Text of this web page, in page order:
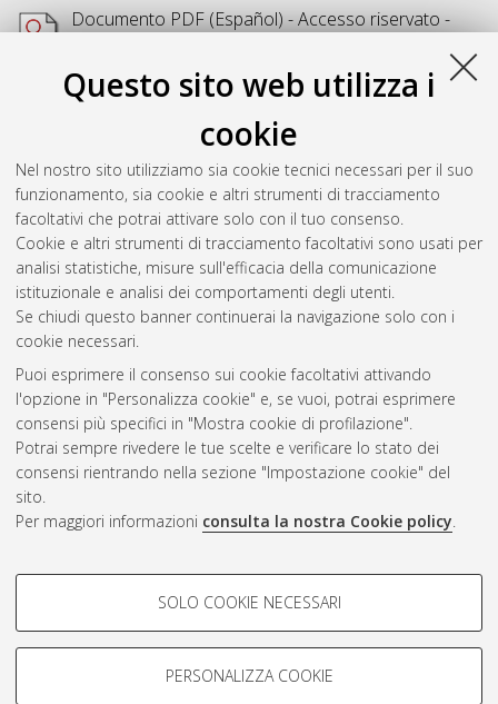
Questo sito web utilizza i
cookie
Nel nostro sito utilizziamo sia cookie tecnici necessari per il suo
funzionamento, sia cookie e altri strumenti di tracciamento
facoltativi che potrai attivare solo con il tuo consenso.
Cookie e altri strumenti di tracciamento facoltativi sono usati per
analisi statistiche, misure sull'efficacia della comunicazione
istituzionale e analisi dei comportamenti degli utenti.
Se chiudi questo banner continuerai la navigazione solo con i
cookie necessari.
Puoi esprimere il consenso sui cookie facoltativi attivando
l'opzione in "Personalizza cookie" e, se vuoi, potrai esprimere
consensi più specifici in "Mostra cookie di profilazione".
Potrai sempre rivedere le tue scelte e verificare lo stato dei
consensi rientrando nella sezione "Impostazione cookie" del
sito.
Per maggiori informazioni consulta la nostra Cookie policy.
COOKIE DI PROFILAZIONE -
Si tratta di cookie utilizzati per analizzare le caratteristiche della
navigazione degli utenti, creare profili in base al loro comportamento
SOLO COOKIE NECESSARI
PERSONALIZZA COOKIE
Documento PDF(Español) - Accesso riservato -
Acrobat Reader
Download (2MB)
Abstract
Altri metadati
Gestione del documento:
Atom
Rss 1.0
Rss 2.0
ISSN: 2038-7946
Impostazioni Cookie
Informativa sulla privacy
Condizioni d’uso del sito